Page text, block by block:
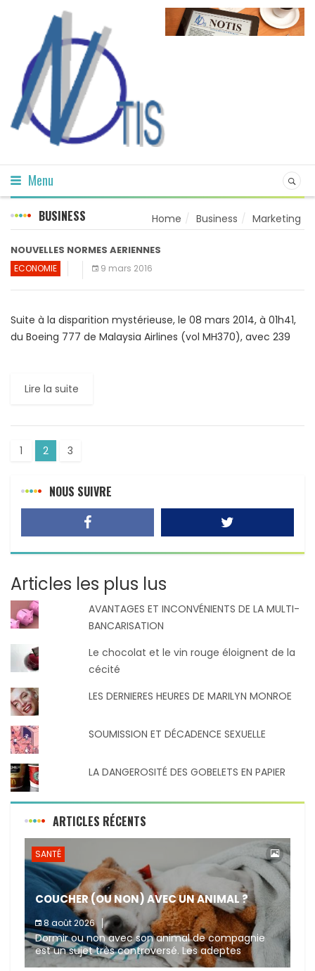
Menu
BUSINESS Home Business Marketing
NOUVELLES NORMES AERIENNES
ECONOMIE 9 mars 2016
Suite à la disparition mystérieuse, le 08 mars 2014, à 01h41,
du Boeing 777 de Malaysia Airlines (vol MH370), avec 239
Lire la suite
1 2 3
NOUS SUIVRE
Articles les plus lus
AVANTAGES ET INCONVÉNIENTS DE LA MULTI-
BANCARISATION
Le chocolat et le vin rouge éloignent de la
cécité
LES DERNIERES HEURES DE MARILYN MONROE
SOUMISSION ET DÉCADENCE SEXUELLE
LA DANGEROSITÉ DES GOBELETS EN PAPIER
ARTICLES RÉCENTS
SANTÉ
COUCHER (OU NON) AVEC UN ANIMAL ?
8 août 2026
Dormir ou non avec son animal de compagnie
est un sujet très controversé. Les adeptes
affirment que la présence de leur compagnon à